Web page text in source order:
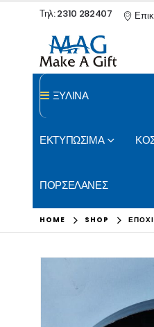
Τηλ: 2310 282407
ΞΥΛΙΝΑ
ΕΚΤΥΠΩΣΙΜΑ
ΠΟΡΣΕΛΑΝΕΣ
HOME SHOP